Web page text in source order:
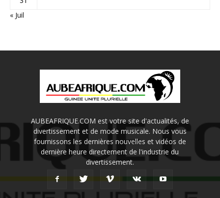
« Juil
AUBEAFRIQUE.COM est votre site d'actualités, de
divertissement et de mode musicale. Nous vous
fournissons les dernières nouvelles et vidéos de
dernière heure directement de l'industrie du
divertissement.